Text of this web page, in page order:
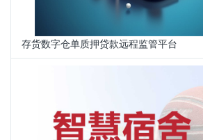
存货数字仓单质押贷款远程监管平台